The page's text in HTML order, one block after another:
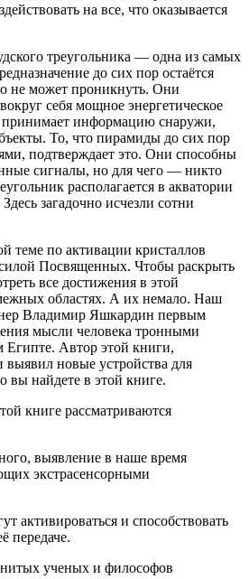
на все, что оказывается
треугольника — одна из самых
до сих пор остаётся
не может проникнуть. Они
себя мощное энергетическое
принимает информацию снаружи,
То, что пирамиды до сих пор
подтверждает это. Они способны
сигналы, но для чего — никто
располагается в акватории
загадочно исчезли сотни
теме по активации кристаллов
силой Посвященных. Чтобы раскрыть
все достижения в этой
областях. А их немало. Наш
Владимир Яшкардин первым
мысли человека тронными
Египте. Автор этой книги,
новые устройства для
вы найдете в этой книге.
книге рассматриваются
выявление в наше время
экстрасенсорными
активироваться и способствовать
передаче.
ученых и философов